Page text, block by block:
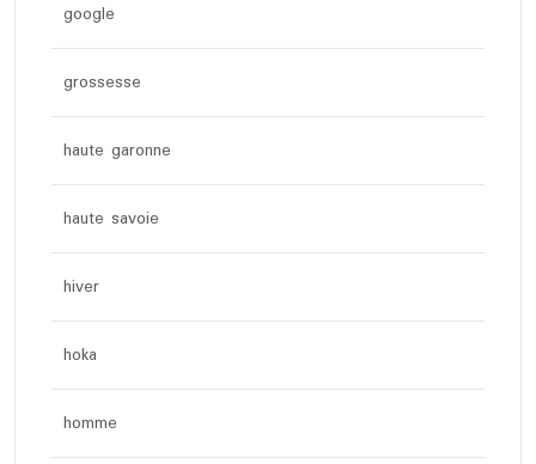
google
grossesse
haute garonne
haute savoie
hiver
hoka
homme